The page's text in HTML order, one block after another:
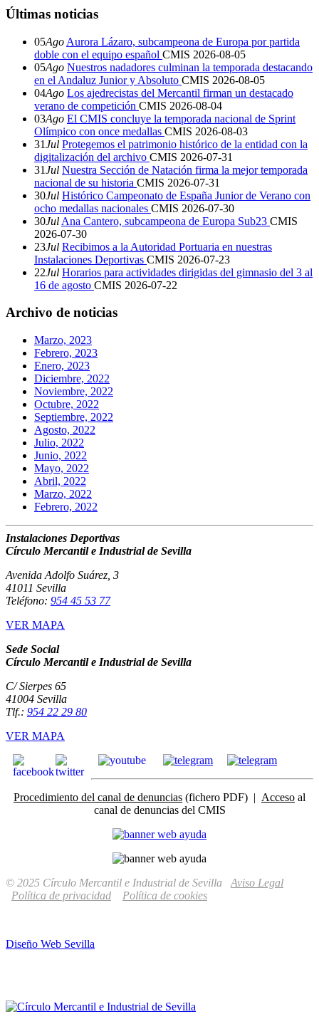
Últimas noticias
05Ago Aurora Lázaro, subcampeona de Europa por partida
doble con el equipo español CMIS 2026-08-05
05Ago Nuestros nadadores culminan la temporada destacando
en el Andaluz Junior y Absoluto CMIS 2026-08-05
04Ago Los ajedrecistas del Mercantil firman un destacado
verano de competición CMIS 2026-08-04
03Ago El CMIS concluye la temporada nacional de Sprint
Olímpico con once medallas CMIS 2026-08-03
31Jul Protegemos el patrimonio histórico de la entidad con la
digitalización del archivo CMIS 2026-07-31
31Jul Nuestra Sección de Natación firma la mejor temporada
nacional de su historia CMIS 2026-07-31
30Jul Histórico Campeonato de España Junior de Verano con
ocho medallas nacionales CMIS 2026-07-30
30Jul Ana Cantero, subcampeona de Europa Sub23 CMIS
2026-07-30
23Jul Recibimos a la Autoridad Portuaria en nuestras
Instalaciones Deportivas CMIS 2026-07-23
22Jul Horarios para actividades dirigidas del gimnasio del 3 al
16 de agosto CMIS 2026-07-22
Archivo de noticias
Marzo, 2023
Febrero, 2023
Enero, 2023
Diciembre, 2022
Noviembre, 2022
Octubre, 2022
Septiembre, 2022
Agosto, 2022
Julio, 2022
Junio, 2022
Mayo, 2022
Abril, 2022
Marzo, 2022
Febrero, 2022
Instalaciones Deportivas
Círculo Mercantil e Industrial de Sevilla
Avenida Adolfo Suárez, 3
41011 Sevilla
Teléfono: 954 45 53 77
VER MAPA
Sede Social
Círculo Mercantil e Industrial de Sevilla
C/ Sierpes 65
41004 Sevilla
Tlf.: 954 22 29 80
VER MAPA
Procedimiento del canal de denuncias (fichero PDF) | Acceso al
canal de denuncias del CMIS
© 2025 Círculo Mercantil e Industrial de Sevilla Aviso Legal
Política de privacidad
Política de cookies
Diseño Web Sevilla